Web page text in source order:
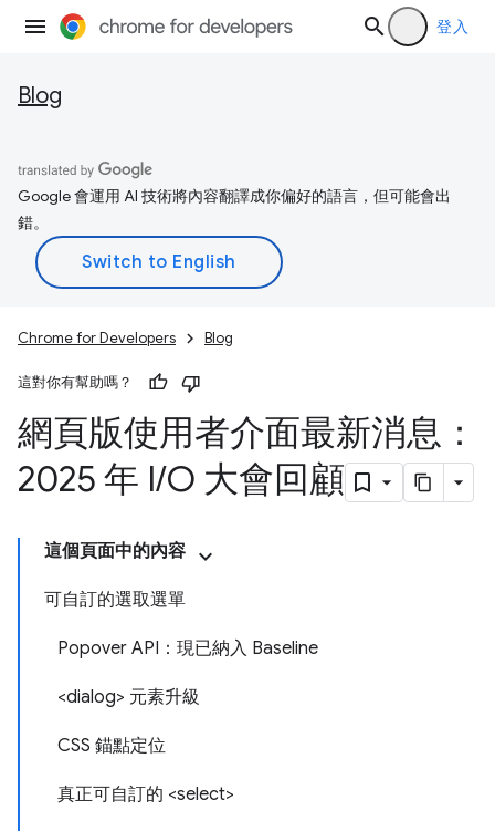
登入
Blog
Google 會運用 AI 技術將內容翻譯成你偏好的語言，但可能會出
錯。
Chrome for Developers Blog
這對你有幫助嗎？
網頁版使用者介面最新消息：
2025 年 I/O 大會回顧
這個頁面中的內容
可自訂的選取選單
Popover API：現已納入 Baseline
<dialog> 元素升級
CSS 錨點定位
真正可自訂的 <select>